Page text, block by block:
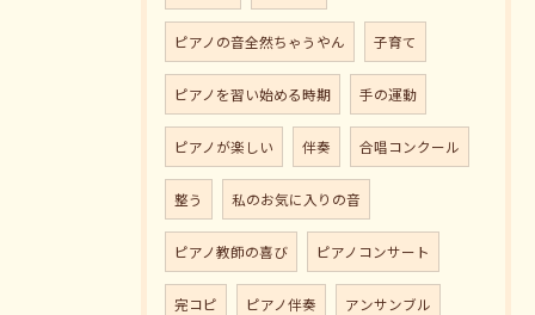
ピアノの音全然ちゃうやん 子育て
ピアノを習い始める時期 手の運動
ピアノが楽しい 伴奏 合唱コンクール
整う 私のお気に入りの音
ピアノ教師の喜び ピアノコンサート
完コピ ピアノ伴奏 アンサンブル